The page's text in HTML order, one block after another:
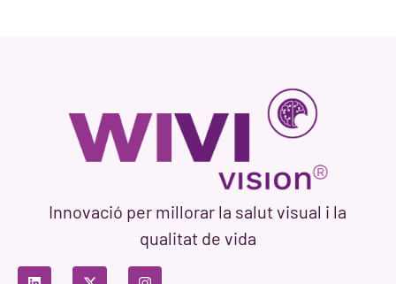
Innovació per millorar la salut visual i la
qualitat de vida